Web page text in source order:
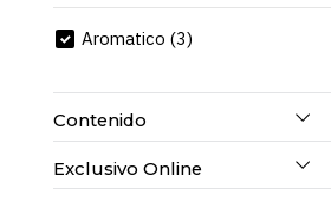
Aromatico (3)
Contenido
100 ml (1)
Exclusivo Online